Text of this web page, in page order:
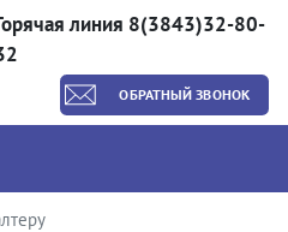
линия 8(3843)32-80-
ОБРАТНЫЙ ЗВОНОК